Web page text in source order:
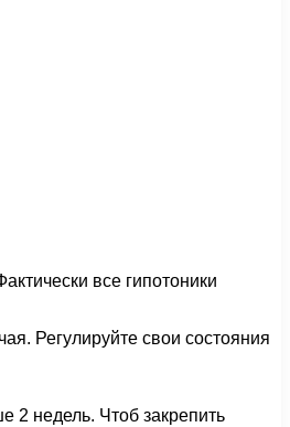
все гипотоники
Регулируйте свои состояния
2 недель. Чтоб закрепить